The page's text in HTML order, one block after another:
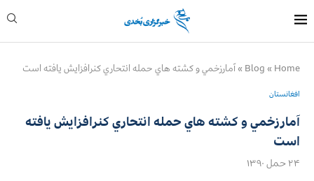
Home
»
Blog
»آمارزخمي و كشته هاي حمله انتحاري كنرافزايش يافته است
افغانستان
آمارزخمي و كشته هاي حمله انتحاري كنرافزايش يافته
است
۲۴ حمل ۱۳۹۰